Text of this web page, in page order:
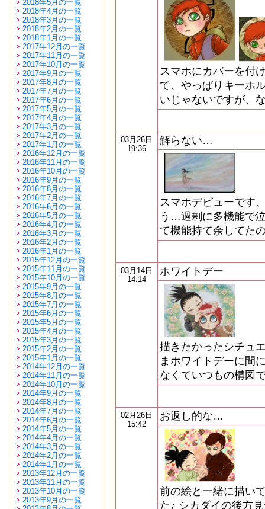
2018年5月の一覧
2018年4月の一覧
2018年3月の一覧
2018年2月の一覧
2018年1月の一覧
2017年12月の一覧
2017年11月の一覧
2017年10月の一覧
2017年9月の一覧
2017年8月の一覧
2017年7月の一覧
2017年6月の一覧
2017年5月の一覧
2017年4月の一覧
2017年3月の一覧
2017年2月の一覧
2017年1月の一覧
2016年12月の一覧
2016年11月の一覧
2016年10月の一覧
2016年9月の一覧
2016年8月の一覧
2016年7月の一覧
2016年6月の一覧
2016年5月の一覧
2016年4月の一覧
2016年3月の一覧
2016年2月の一覧
2016年1月の一覧
2015年12月の一覧
2015年11月の一覧
2015年10月の一覧
2015年9月の一覧
2015年8月の一覧
2015年7月の一覧
2015年6月の一覧
2015年5月の一覧
2015年4月の一覧
2015年3月の一覧
2015年2月の一覧
2015年1月の一覧
2014年12月の一覧
2014年11月の一覧
2014年10月の一覧
2014年9月の一覧
2014年8月の一覧
2014年7月の一覧
2014年6月の一覧
2014年5月の一覧
2014年4月の一覧
2014年3月の一覧
2014年2月の一覧
2014年1月の一覧
2013年12月の一覧
2013年11月の一覧
2013年10月の一覧
2013年9月の一覧
スマホにカバーを付
て、やっぱりキーホ
いじゃないですが、
03月26日
19:36
解らない…
スマホデビューです
う…過剰に多機能で
て機能持て余してた
03月14日
14:14
ホワイトデー
描きたかったシチュ
まホワイトデーに間
なくていつもの構図
02月26日
15:42
お返し的な…
前の絵と一緒に描い
た♪ シカダイの後方